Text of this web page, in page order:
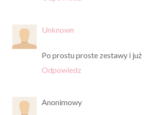
Unknown
Po prostu proste zestawy i już
Odpowiedz
Anonimowy